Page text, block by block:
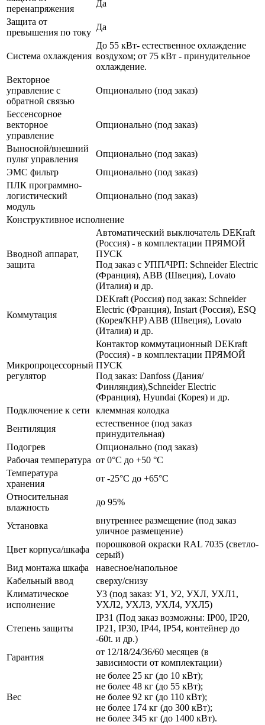
перенапряжения
Да
Защита от
превышения по току
Да
Система охлаждения
До 55 кВт- естественное охлаждение
воздухом; от 75 кВт - принудительное
охлаждение.
Векторное
управление с
обратной связью
Опционально (под заказ)
Бессенсорное
векторное
управление
Опционально (под заказ)
Выносной/внешний
пульт управления
Опционально (под заказ)
ЭМС фильтр
Опционально (под заказ)
ПЛК программно-
логистический
модуль
Опционально (под заказ)
Конструктивное исполнение
Вводной аппарат,
защита
Автоматический выключатель DEKraft
(Россия) - в комплектации ПРЯМОЙ
ПУСК
Под заказ с УПП/ЧРП: Schneider Electric
(Франция), ABB (Швеция), Lovato
(Италия) и др.
Коммутация
DEKraft (Россия) под заказ: Schneider
Electric (Франция), Instart (Россия), ESQ
(Корея/КНР) ABB (Швеция), Lovato
(Италия) и др.
Микропроцессорный
регулятор
Контактор коммутационный DEKraft
(Россия) - в комплектации ПРЯМОЙ
ПУСК
Под заказ: Danfoss (Дания/
Финляндия),Schneider Electric
(Франция), Hyundai (Корея) и др.
Подключение к сети
клеммная колодка
Вентиляция
естественное (под заказ
принудительная)
Подогрев
Опционально (под заказ)
Рабочая температура от 0°C до +50 °C
Температура
хранения
от -25°C до +65°C
Относительная
влажность
до 95%
Установка
внутреннее размещение (под заказ
уличное размещение)
Цвет корпуса/шкафа
порошковой окраски RAL 7035 (светло-
серый)
Вид монтажа шкафа
навесное/напольное
Кабельный ввод
сверху/снизу
Климатическое
исполнение
У3 (под заказ: У1, У2, УХЛ, УХЛ1,
УХЛ2, УХЛ3, УХЛ4, УХЛ5)
Степень защиты
IP31 (Под заказ возможны: IP00, IP20,
IP21, IP30, IP44, IP54, контейнер до
-60t. и др.)
Гарантия
от 12/18/24/36/60 месяцев (в
зависимости от комплектации)
Вес
не более 25 кг (до 10 кВт);
не более 48 кг (до 55 кВт);
не более 92 кг (до 110 кВт);
не более 174 кг (до 300 кВт);
не более 345 кг (до 1400 кВт).